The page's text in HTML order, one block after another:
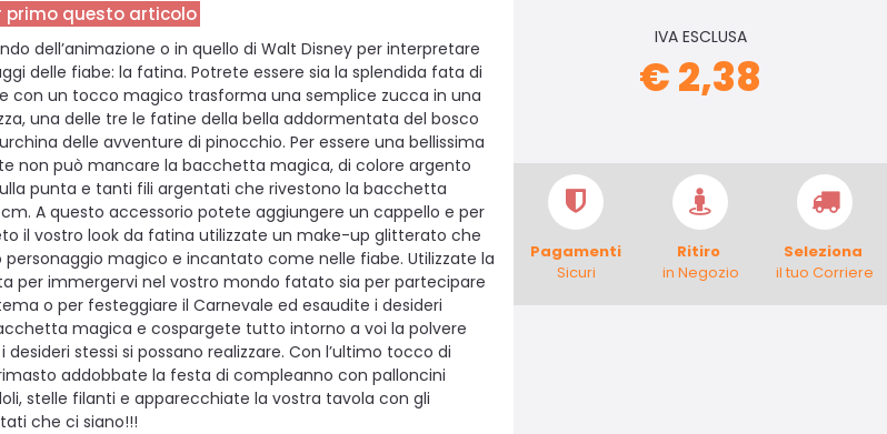
primo questo articolo
dell’animazione o in quello di Walt Disney per interpretare
delle fiabe: la fatina. Potrete essere sia la splendida fata di
con un tocco magico trasforma una semplice zucca in una
una delle tre le fatine della bella addormentata del bosco
delle avventure di pinocchio. Per essere una bellissima
non può mancare la bacchetta magica, di colore argento
punta e tanti fili argentati che rivestono la bacchetta
A questo accessorio potete aggiungere un cappello e per
il vostro look da fatina utilizzate un make-up glitterato che
personaggio magico e incantato come nelle fiabe. Utilizzate la
per immergervi nel vostro mondo fatato sia per partecipare
o per festeggiare il Carnevale ed esaudite i desideri
magica e cospargete tutto intorno a voi la polvere
stessi si possano realizzare. Con l’ultimo tocco di
addobbate la festa di compleanno con palloncini
stelle filanti e apparecchiate la vostra tavola con gli
che ci siano!!!
IVA ESCLUSA
€ 2,38
Pagamenti
Sicuri
Ritiro
in Negozio
Seleziona
il tuo Corriere